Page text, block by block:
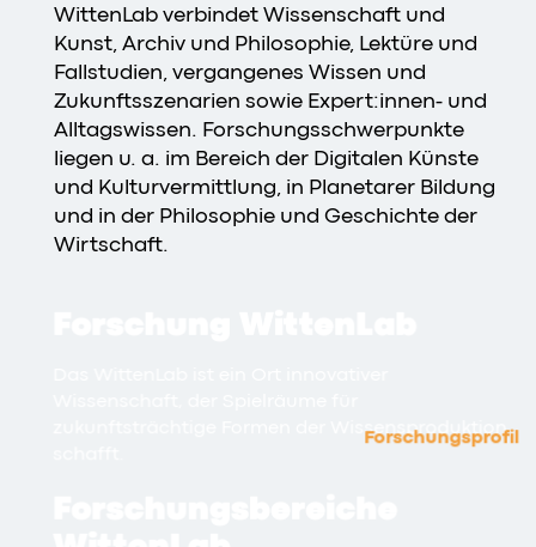
WittenLab verbindet Wissenschaft und
Kunst, Archiv und Philosophie, Lektüre und
Fallstudien, vergangenes Wissen und
Zukunftsszenarien sowie Expert:innen- und
Alltagswissen. Forschungsschwerpunkte
liegen u. a. im Bereich der Digitalen Künste
und Kulturvermittlung, in Planetarer Bildung
und in der Philosophie und Geschichte der
Wirtschaft.
zukunftsträchtige Formen der Wissensproduktion
Forschungsprofil